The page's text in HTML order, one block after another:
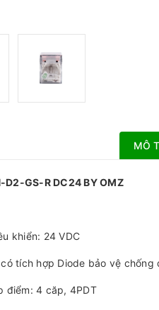
MÔ
D2-GS-R DC24 BY OMZ
khiển: 24 VDC
tích hợp Diode bảo vệ chống
điểm: 4 căp, 4PDT